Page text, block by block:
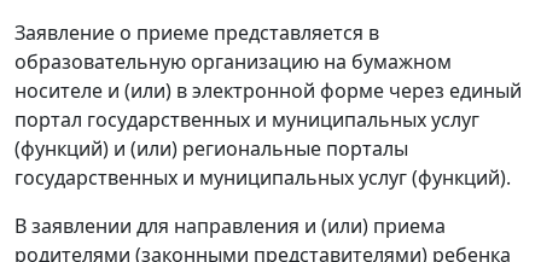
Заявление о приеме представляется в
образовательную организацию на бумажном
носителе и (или) в электронной форме через единый
портал государственных и муниципальных услуг
(функций) и (или) региональные порталы
государственных и муниципальных услуг (функций).
В заявлении для направления и (или) приема
родителями (законными представителями) ребенка